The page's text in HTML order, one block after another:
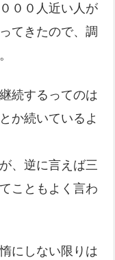
００人近い人が
てきたので、調
続するってのは
か続いているよ
、逆に言えば三
こともよく言わ
にしない限りは